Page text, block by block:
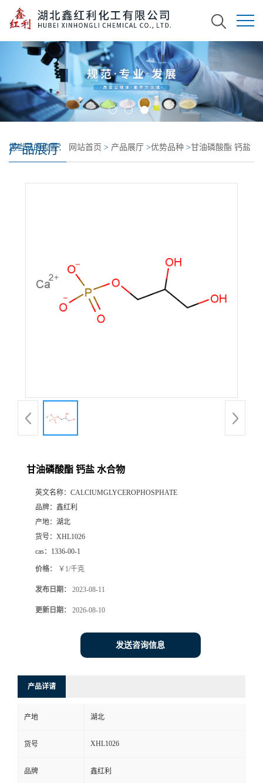
产品展厅
您当前的位置： 网站首页 > 产品展厅 >优势品种 >甘油磷酸酯 钙盐
甘油磷酸酯 钙盐 水合物
英文名称： CALCIUMGLYCEROPHOSPHATE
品牌： 鑫红利
产地： 湖北
货号： XHL1026
cas： 1336-00-1
价格： ￥1/千克
发布日期： 2023-08-11
更新日期： 2026-08-10
发送咨询信息
产品详请
产地 湖北
货号 XHL1026
品牌 鑫红利